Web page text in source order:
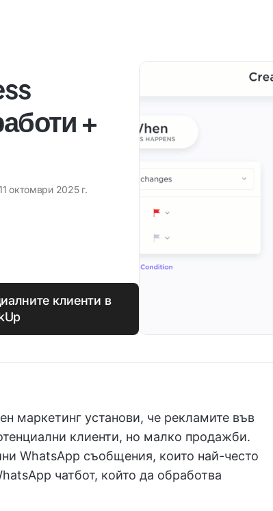
+
октомври 2025 г.
клиенти в
маркетинг установи, че рекламите във
клиенти, но малко продажби.
WhatsApp съобщения, които най-често
чатбот, който да обработва